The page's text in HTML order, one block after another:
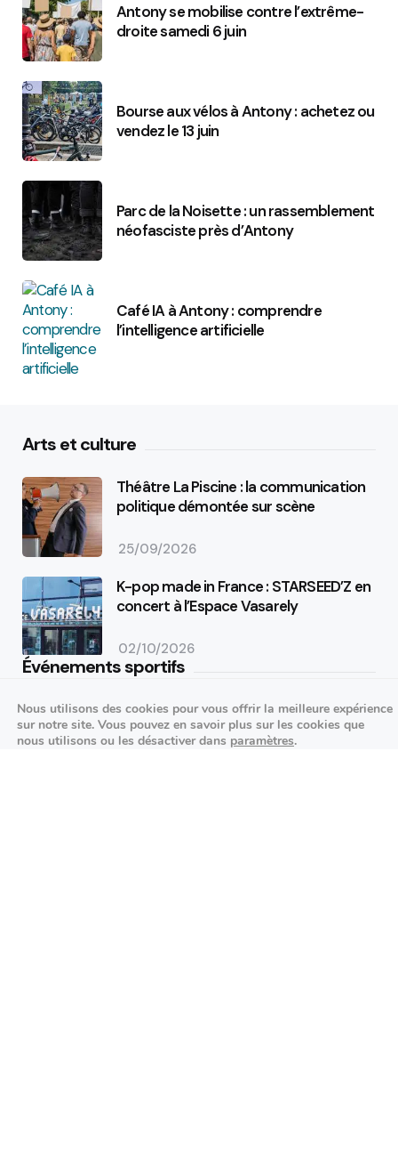
Antony se mobilise contre l’extrême-
droite samedi 6 juin
Bourse aux vélos à Antony : achetez ou
vendez le 13 juin
Parc de la Noisette : un rassemblement
néofasciste près d’Antony
Café IA à Antony : comprendre
l’intelligence artificielle
Arts et culture
Théâtre La Piscine : la communication
politique démontée sur scène
25/09/2026
K-pop made in France : STARSEED’Z en
concert à l’Espace Vasarely
02/10/2026
Événements sportifs
Aucun article trouvé.
Festivités
Nous utilisons des cookies pour vous offrir la meilleure expérience
sur notre site. Vous pouvez en savoir plus sur les cookies que
nous utilisons ou les désactiver dans paramètres.